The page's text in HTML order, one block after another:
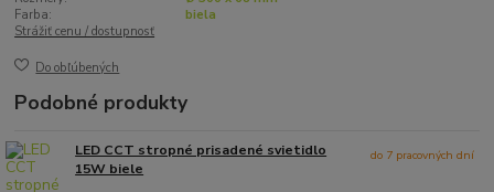
Farba:
biela
Strážiť cenu / dostupnosť
Do obľúbených
Podobné produkty
LED CCT stropné prisadené svietidlo
15W biele
do 7 pracovných dní